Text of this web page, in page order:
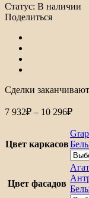
Статус: В наличии
Поделиться
Сделки
7 932₽ – 10 296₽
7
–
10
Цвет каркасов
Цвет фасадов
Агат